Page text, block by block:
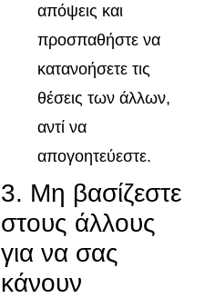
απόψεις και
προσπαθήστε να
κατανοήσετε τις
θέσεις των άλλων,
αντί να
απογοητεύεστε.
3. Μη βασίζεστε
στους άλλους
για να σας
κάνουν